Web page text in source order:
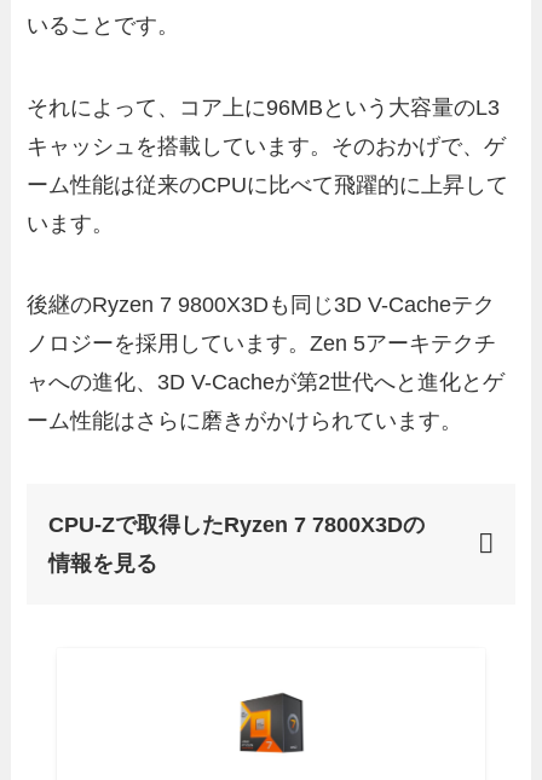
いることです。
それによって、コア上に96MBという大容量のL3
キャッシュを搭載しています。そのおかげで、ゲ
ーム性能は従来のCPUに比べて飛躍的に上昇して
います。
後継のRyzen 7 9800X3Dも同じ3D V-Cacheテク
ノロジーを採用しています。Zen 5アーキテクチ
ャへの進化、3D V-Cacheが第2世代へと進化とゲ
ーム性能はさらに磨きがかけられています。
CPU-Zで取得したRyzen 7 7800X3Dの
情報を見る